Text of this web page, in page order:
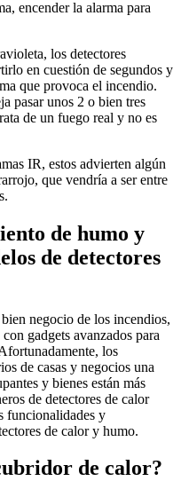
encender la alarma para
los detectores
en cuestión de segundos y
que provoca el incendio.
pasar unos 2 o bien tres
de un fuego real y no es
IR, estos advierten algún
que vendría a ser entre
de humo y
de detectores
negocio de los incendios,
gadgets avanzados para
los
de casas y negocios una
y bienes están más
de detectores de calor
funcionalidades y
de calor y humo.
de calor?